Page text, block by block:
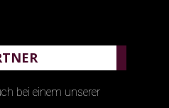
bei einem unserer